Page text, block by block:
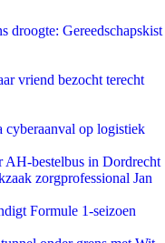
droogte: Gereedschapskist
vriend bezocht terecht
op logistiek
AH-bestelbus in Dordrecht
zorgprofessional Jan
Formule 1-seizoen